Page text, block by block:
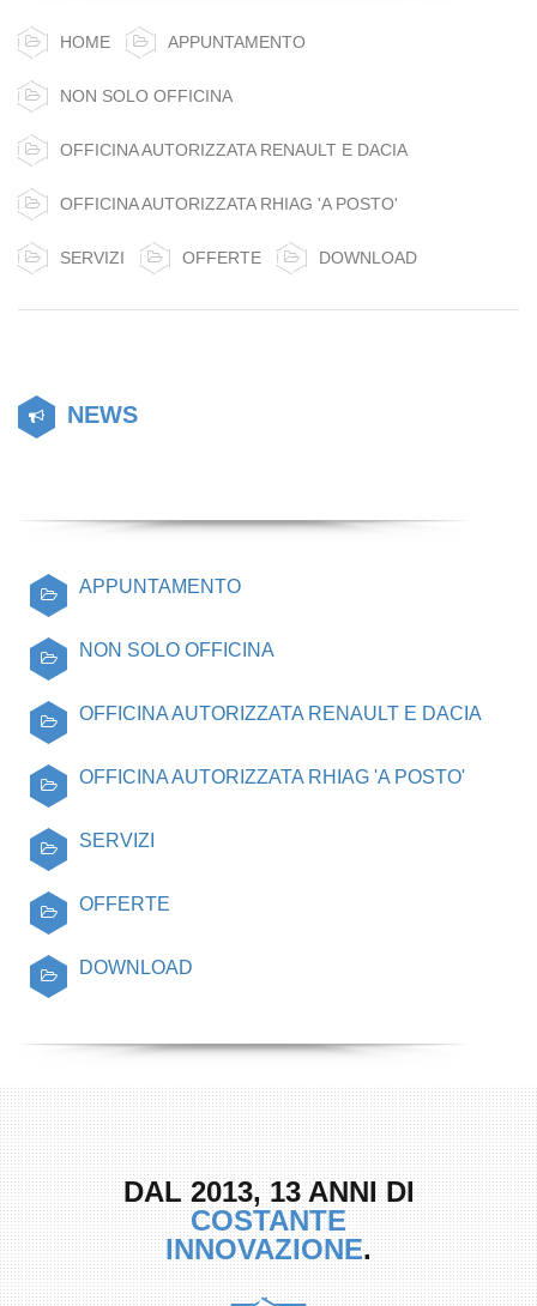
HOME APPUNTAMENTO
NON SOLO OFFICINA
OFFICINA AUTORIZZATA RENAULT E DACIA
OFFICINA AUTORIZZATA RHIAG 'A POSTO'
SERVIZI OFFERTE DOWNLOAD
NEWS
APPUNTAMENTO
NON SOLO OFFICINA
OFFICINA AUTORIZZATA RENAULT E DACIA
OFFICINA AUTORIZZATA RHIAG 'A POSTO'
SERVIZI
OFFERTE
DOWNLOAD
DAL 2013, 13 ANNI DI
COSTANTE
INNOVAZIONE.